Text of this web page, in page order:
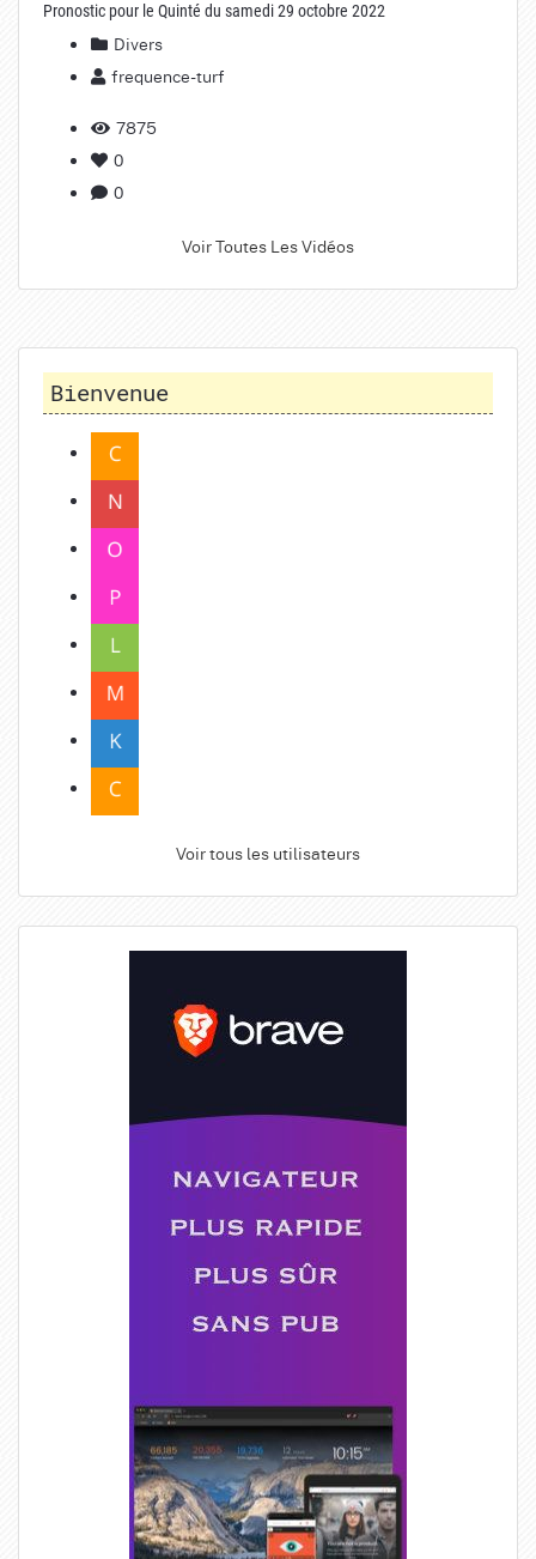
Pronostic pour le Quinté du samedi 29 octobre 2022
Divers
frequence-turf
7875
0
0
Voir Toutes Les Vidéos
Bienvenue
Voir tous les utilisateurs